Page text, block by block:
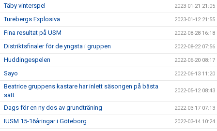
Täby vinterspel 2023-01-21 21:05
Turebergs Explosiva 2023-01-12 21:55
Fina resultat på USM 2022-08-28 16:18
Distriktsfinaler för de yngsta i gruppen 2022-08-22 07:56
Huddingespelen 2022-06-20 08:17
Sayo 2022-06-13 11:20
Beatrice gruppens kastare har inlett säsongen på bästa
sätt
2022-05-12 08:43
Dags för en ny dos av grundträning 2022-03-17 07:13
IUSM 15-16åringar i Göteborg 2022-03-14 10:24